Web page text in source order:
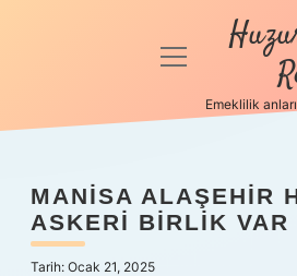
Anasayfa
Politikası
Yasal Uyarı
menüyü
Emeklilik
MANISA ALAŞEHIR
ASKERI BIRLIK VAR
Tarih: Ocak 21, 2025